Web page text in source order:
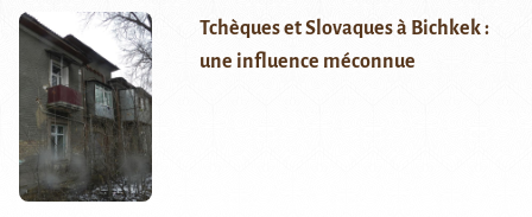
Tchèques et Slovaques à Bichkek :
une influence méconnue